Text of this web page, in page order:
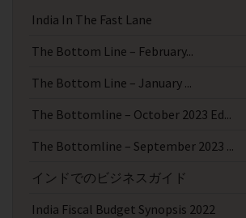
India In The Fast Lane
The Bottom Line – February...
The Bottom Line – January ...
The Bottomline – October 2023 Ed...
The Bottomline – September 2023 ...
インドでのビジネスガイド
India Fiscal Budget Synopsis 2022